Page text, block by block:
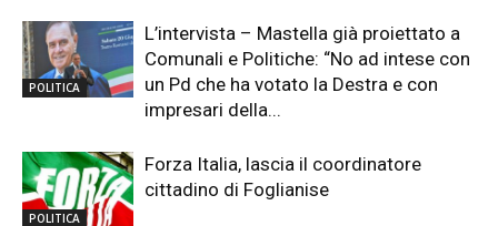
POLITICA
L’intervista – Mastella già proiettato a
Comunali e Politiche: “No ad intese con
un Pd che ha votato la Destra e con
impresari della...
POLITICA
Forza Italia, lascia il coordinatore
cittadino di Foglianise